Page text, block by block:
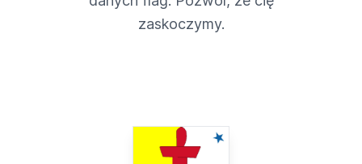
zaskoczymy.